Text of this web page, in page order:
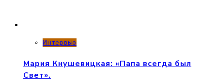
Интервью
Мария Кнушевицкая: «Папа всегда был
Свет».